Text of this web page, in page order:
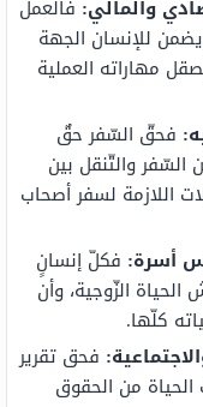
والمالي: فالعمل
للإنسان الجهة
مهاراته العملية
فحقّ السّفر حقٌ
والتّنقل بين
اللازمة لسفر أصحاب
أسرة: فكلّ إنسانٍ
الزّوجية، وأن
كلّها.
فحق تقرير
من الحقوق